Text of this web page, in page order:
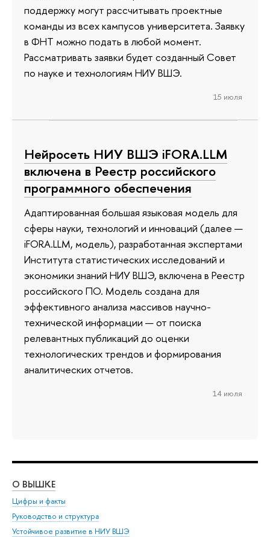
поддержку могут рассчитывать проектные
команды из всех кампусов университета. Заявку
в ФНТ можно подать в любой момент.
Рассматривать заявки будет созданный Совет
по науке и технологиям НИУ ВШЭ.
15 июля
Нейросеть НИУ ВШЭ iFORA.LLM
включена в Реестр российского
программного обеспечения
Адаптированная большая языковая модель для
сферы науки, технологий и инноваций (далее —
iFORA.LLM, модель), разработанная экспертами
Института статистических исследований и
экономики знаний НИУ ВШЭ, включена в Реестр
российского ПО. Модель создана для
эффективного анализа массивов научно-
технической информации — от поиска
релевантных публикаций до оценки
технологических трендов и формирования
аналитических отчетов.
14 июля
О ВЫШКЕ
Цифры и факты
Руководство и структура
Устойчивое развитие в НИУ ВШЭ